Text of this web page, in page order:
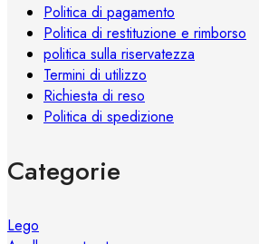
Politica di pagamento
Politica di restituzione e rimborso
politica sulla riservatezza
Termini di utilizzo
Richiesta di reso
Politica di spedizione
Categorie
Lego